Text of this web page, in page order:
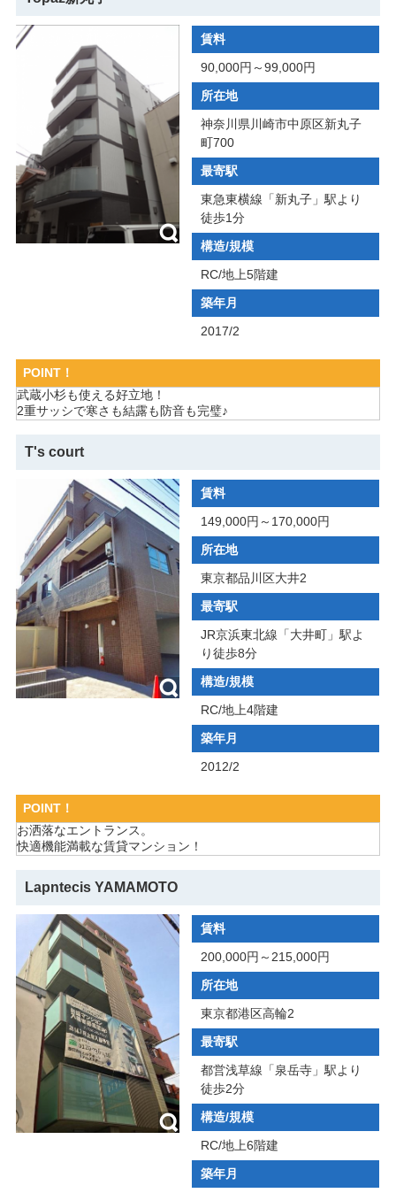
賃料
90,000円～99,000円
所在地
神奈川県川崎市中原区新丸子
町700
最寄駅
東急東横線「新丸子」駅より
徒歩1分
構造/規模
RC/地上5階建
築年月
2017/2
POINT！
武蔵小杉も使える好立地！
2重サッシで寒さも結露も防音も完璧♪
T's court
賃料
149,000円～170,000円
所在地
東京都品川区大井2
最寄駅
JR京浜東北線「大井町」駅よ
り徒歩8分
構造/規模
RC/地上4階建
築年月
2012/2
POINT！
お洒落なエントランス。
快適機能満載な賃貸マンション！
Lapntecis YAMAMOTO
賃料
200,000円～215,000円
所在地
東京都港区高輪2
最寄駅
都営浅草線「泉岳寺」駅より
徒歩2分
構造/規模
RC/地上6階建
築年月